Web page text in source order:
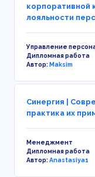
корпоративной
лояльности
Управление
Дипломная работа
Автор:Maksim
Синергия |
практика их
Менеджмент
Дипломная работа
Автор:Anastasiya1